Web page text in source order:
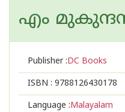
എം
Publisher :DC Books
ISBN : 9788126430178
Language :Malayalam